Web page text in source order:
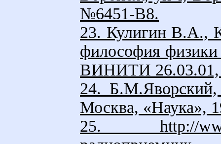
№6451-В8.
23. Кулигин В.А.,
философия
ВИНИТИ
24.
Москва, «Наука»,
25. http://